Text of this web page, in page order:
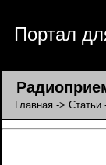
Портал
Главная -> Статьи